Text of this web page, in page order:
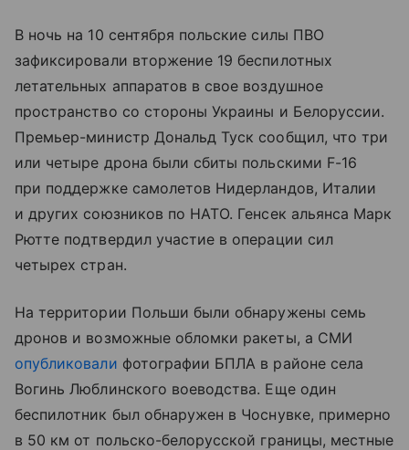
В ночь на 10 сентября польские силы ПВО
зафиксировали вторжение 19 беспилотных
летательных аппаратов в свое воздушное
пространство со стороны Украины и Белоруссии.
Премьер-министр Дональд Туск сообщил, что три
или четыре дрона были сбиты польскими F-16
при поддержке самолетов Нидерландов, Италии
и других союзников по НАТО. Генсек альянса Марк
Рютте подтвердил участие в операции сил
четырех стран.
На территории Польши были обнаружены семь
дронов и возможные обломки ракеты, а СМИ
опубликовали фотографии БПЛА в районе села
Вогинь Люблинского воеводства. Еще один
беспилотник был обнаружен в Чоснувке, примерно
в 50 км от польско-белорусской границы, местные